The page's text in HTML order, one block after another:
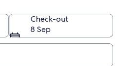
Check-out
8 Sep